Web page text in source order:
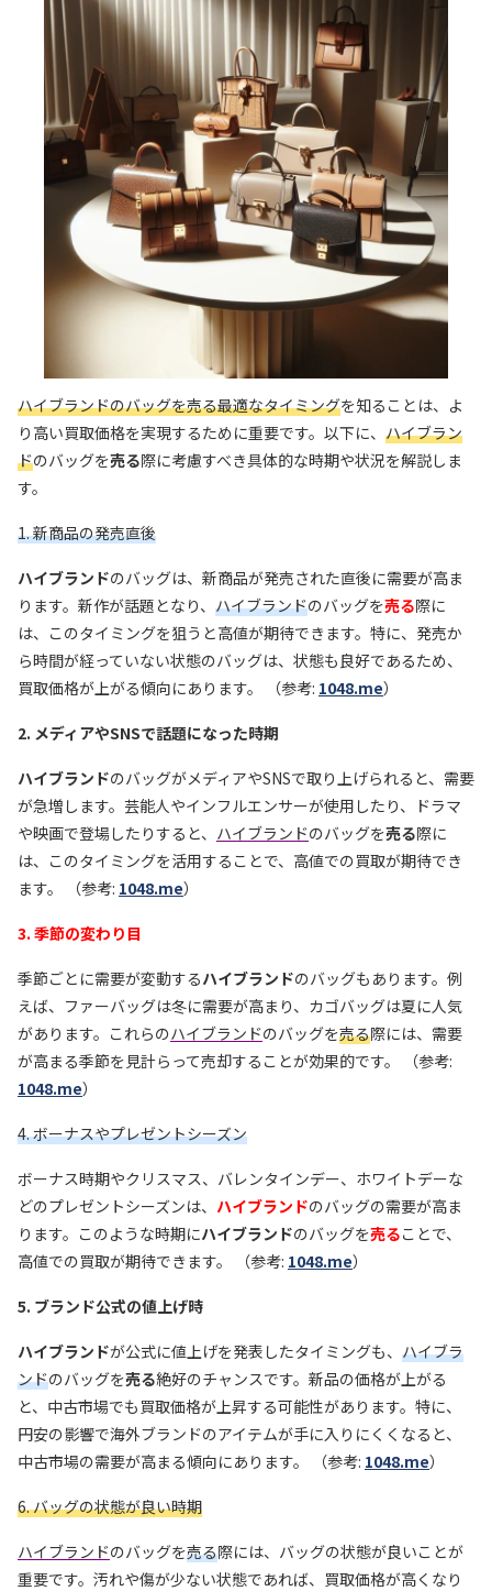
ハイブランドのバッグを売る最適なタイミングを知ることは、よ
り高い買取価格を実現するために重要です。以下に、 ハイブラン
ドのバッグを売る際に考慮すべき具体的な時期や状況を解説しま
す。
1. 新商品の発売直後
ハイブランドのバッグは、新商品が発売された直後に需要が高ま
ります。新作が話題となり、 ハイブランドのバッグを売る際に
は、このタイミングを狙うと高値が期待できます。特に、発売か
ら時間が経っていない状態のバッグは、状態も良好であるため、
買取価格が上がる傾向にあります。 （参考: 1048.me）
2. メディアやSNSで話題になった時期
ハイブランドのバッグがメディアやSNSで取り上げられると、需要
が急増します。芸能人やインフルエンサーが使用したり、ドラマ
や映画で登場したりすると、 ハイブランドのバッグを売る際に
は、このタイミングを活用することで、高値での買取が期待でき
ます。 （参考: 1048.me）
3. 季節の変わり目
季節ごとに需要が変動するハイブランドのバッグもあります。例
えば、ファーバッグは冬に需要が高まり、カゴバッグは夏に人気
があります。これらのハイブランドのバッグを売る際には、需要
が高まる季節を見計らって売却することが効果的です。 （参考:
1048.me）
4. ボーナスやプレゼントシーズン
ボーナス時期やクリスマス、バレンタインデー、ホワイトデーな
どのプレゼントシーズンは、 ハイブランドのバッグの需要が高ま
ります。このような時期にハイブランドのバッグを売ることで、
高値での買取が期待できます。 （参考: 1048.me）
5. ブランド公式の値上げ時
ハイブランドが公式に値上げを発表したタイミングも、 ハイブラ
ンドのバッグを売る絶好のチャンスです。新品の価格が上がる
と、中古市場でも買取価格が上昇する可能性があります。特に、
円安の影響で海外ブランドのアイテムが手に入りにくくなると、
中古市場の需要が高まる傾向にあります。 （参考: 1048.me）
6. バッグの状態が良い時期
ハイブランドのバッグを売る際には、バッグの状態が良いことが
重要です。汚れや傷が少ない状態であれば、買取価格が高くなり